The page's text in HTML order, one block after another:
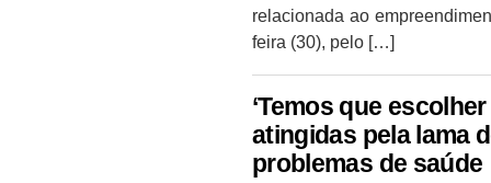
relacionada ao
feira (30), pelo […]
‘Temos que
atingidas pela lama
problemas de saúde